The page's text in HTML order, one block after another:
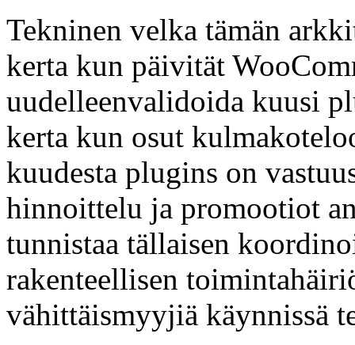
Tekninen velka tämän
kerta kun päivität
uudelleenvalidoida kuusi
kerta kun osut
kuudesta plugins on
hinnoittelu ja promootiot
tunnistaa tällaisen
rakenteellisen
vähittäismyyjiä käynnissä